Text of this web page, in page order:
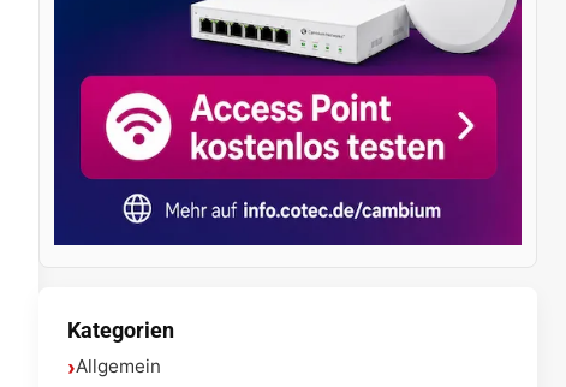
Kategorien
Allgemein